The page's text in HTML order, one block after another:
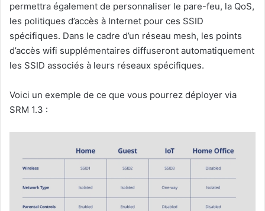
permettra également de personnaliser le pare-feu, la QoS,
les politiques d’accès à Internet pour ces SSID
spécifiques. Dans le cadre d’un réseau mesh, les points
d’accès wifi supplémentaires diffuseront automatiquement
les SSID associés à leurs réseaux spécifiques.
Voici un exemple de ce que vous pourrez déployer via
SRM 1.3 :